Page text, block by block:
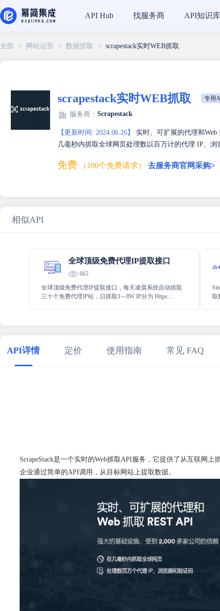
API Hub 找服务商 API知识库
全部 > 网站运营 > 数据抓取 > scrapestack实时WEB抓取
scrapestack实时WEB抓取 专用
服务商： Scrapestack
【更新时间: 2024.06.26】
实时、可扩展的代理和
几毫秒内抓取全球网页处理数以百万计的代理 IP、浏
免费 （100个免费请求） 去服务商官网采购>
相似API
全球顶级免费代理IP提取接口
665
全球顶级免费代理IP提取接口，每天凌晨系统自动抓取
三十个免费代理IP站，日抓取3～8W IP分为 Https
取
API详情 定价 使用指南 常见 FAQ
ScrapeStack是一个实时的Web抓取API服务，它提供了从互联网
企业通过简单的API调用，从目标网站上提取数据。